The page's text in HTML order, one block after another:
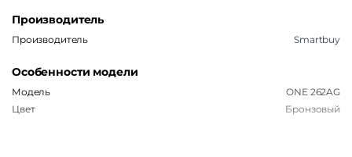
Производитель
Производитель Smartbuy
Особенности модели
Модель
ONE 262AG
Цвет
Бронзовый